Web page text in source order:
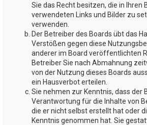
Sie das Recht besitzen, die in Ihren
verwendeten Links und Bilder zu
verwenden.
Der Betreiber des Boards übt das
Verstößen gegen diese
anderer im Board veröffentlichten
Betreiber Sie nach Abmahnung
von der Nutzung dieses Boards
ein Hausverbot erteilen.
Sie nehmen zur Kenntnis, dass der
Verantwortung für die Inhalte von
die er nicht selbst erstellt hat oder
Kenntnis genommen hat. Sie